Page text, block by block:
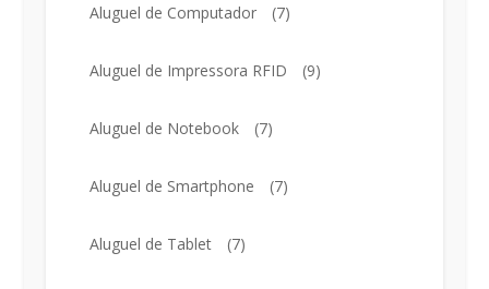
Aluguel de Computador (7)
Aluguel de Impressora RFID (9)
Aluguel de Notebook (7)
Aluguel de Smartphone (7)
Aluguel de Tablet (7)